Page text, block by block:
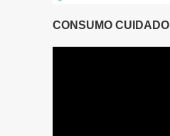
CONSUMO CUIDADO